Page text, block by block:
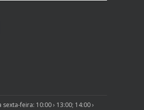
feira: 10:00 › 13:00; 14:00 ›